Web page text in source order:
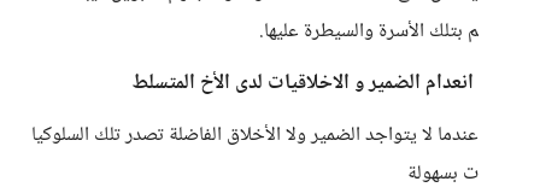
م بتلك الأسرة والسيطرة عليها.
انعدام الضمير و الاخلاقيات لدى الأخ المتسلط
عندما لا يتواجد الضمير ولا الأخلاق الفاضلة تصدر تلك السلوكيا
ت بسهولة